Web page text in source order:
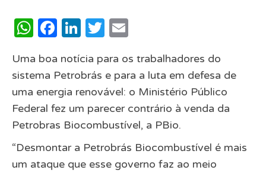
WhatsApp
Facebook
LinkedIn
Twitter
Uma boa notícia para os trabalhadores do
sistema Petrobrás e para a luta em defesa de
uma energia renovável: o Ministério Público
Federal fez um parecer contrário à venda da
Petrobras Biocombustível, a PBio.
“Desmontar a Petrobrás Biocombustível é mais
um ataque que esse governo faz ao meio